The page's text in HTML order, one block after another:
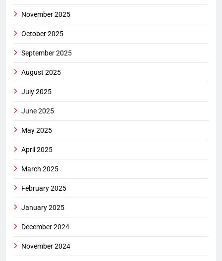
November 2025
October 2025
September 2025
August 2025
July 2025
June 2025
May 2025
April 2025
March 2025
February 2025
January 2025
December 2024
November 2024